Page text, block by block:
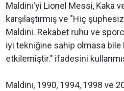
Maldini'yi Lionel Messi, Kaka
karşılaştırmış ve "Hiç
Maldini. Rekabet ruhu ve
iyi tekniğine sahip olmasa bile
etkilemiştir." ifadesini
Maldini, 1990, 1994, 1998 ve